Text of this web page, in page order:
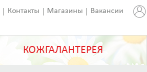
Контакты Магазины Вакансии
КОЖГАЛАНТЕРЕЯ